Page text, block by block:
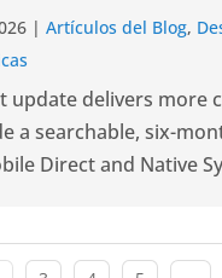
|Artículos del Blog,
update delivers
a searchable, six-
Direct and Native